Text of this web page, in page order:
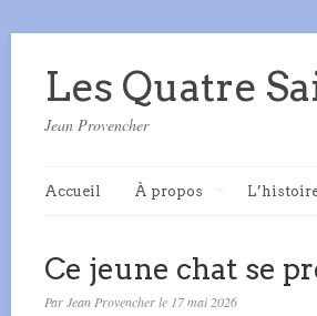
Les Quatre
Jean Provencher
Accueil À propos
Ce jeune chat se
Par Jean Provencher le 17 mai 2026